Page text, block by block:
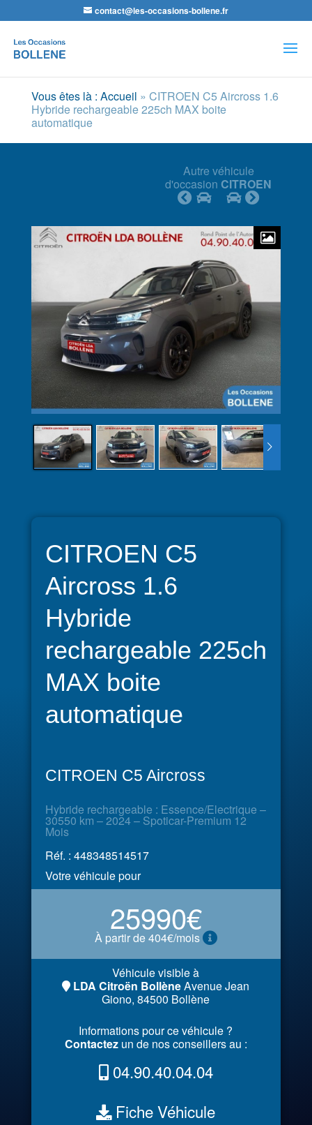
contact@les-occasions-bollene.fr
de
produits
Vous êtes là : Accueil » CITROEN C5 Aircross 1.6
Hybride rechargeable 225ch MAX boite
automatique
Autre véhicule
d'occasion CITROEN
CITROEN C5
Aircross 1.6
Hybride
rechargeable 225ch
MAX boite
automatique
CITROEN C5 Aircross
Hybride rechargeable : Essence/Electrique –
30550 km – 2024 – Spoticar-Premium 12
Mois
Réf. : 448348514517
Votre véhicule pour
25990€
À partir de 404€/mois
Véhicule visible à
LDA Citroën BollèneAvenue Jean
Giono, 84500 Bollène
Informations pour ce véhicule ?
Contactezun de nos conseillers au :
04.90.40.04.04
Fiche Véhicule